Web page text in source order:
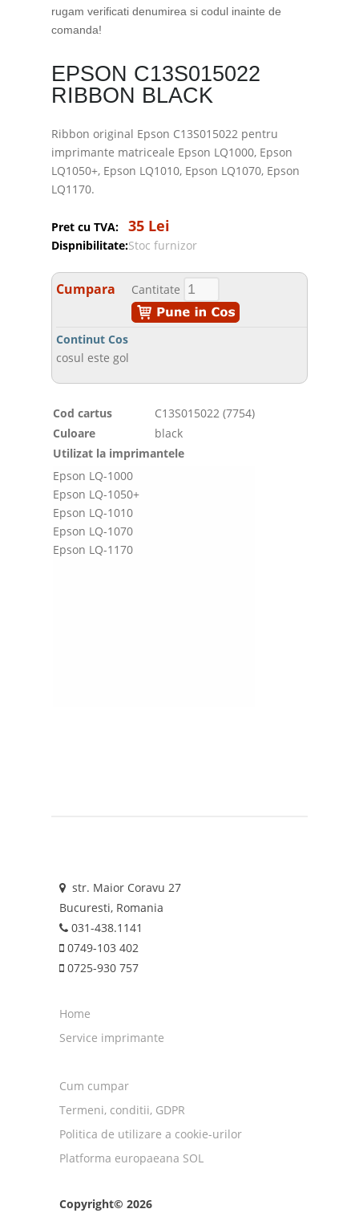
rugam verificati denumirea si codul inainte de
comanda!
EPSON C13S015022
RIBBON BLACK
Ribbon original Epson C13S015022 pentru
imprimante matriceale Epson LQ1000, Epson
LQ1050+, Epson LQ1010, Epson LQ1070, Epson
LQ1170.
Pret cu TVA: 35 Lei
Dispnibilitate:Stoc furnizor
Cumpara Cantitate
Continut Cos
cosul este gol
Cod cartus
C13S015022 (7754)
Culoare
black
Utilizat la imprimantele
Epson LQ-1000
Epson LQ-1050+
Epson LQ-1010
Epson LQ-1070
Epson LQ-1170
str. Maior Coravu 27
Bucuresti, Romania
031-438.1141
0749-103 402
0725-930 757
Home
Service imprimante
Cum cumpar
Termeni, conditii, GDPR
Politica de utilizare a cookie-urilor
Platforma europaeana SOL
Copyright© 2026